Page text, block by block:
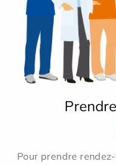
Pour prendre